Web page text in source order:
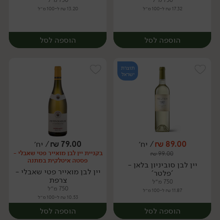
17.32 ₪ ל-100 מ״ל
הוספה לסל
יח׳
13.20 ₪ ל-100 מ״ל
הוספה לסל
יח׳
תוצרת
ישראל
89.00
₪/ יח׳
99.00
₪
יין לבן סוביניון בלאן -
'פלטר'
750 מ״ל
11.87 ₪ ל-100 מ״ל
הוספה לסל
79.00
₪/ יח׳
בקניית יין לבן מואייר פטי שאבלי -
פסטה איטלקית במתנה
יין לבן מואייר פטי שאבלי -
צרפת
750 מ״ל
10.53 ₪ ל-100 מ״ל
הוספה לסל